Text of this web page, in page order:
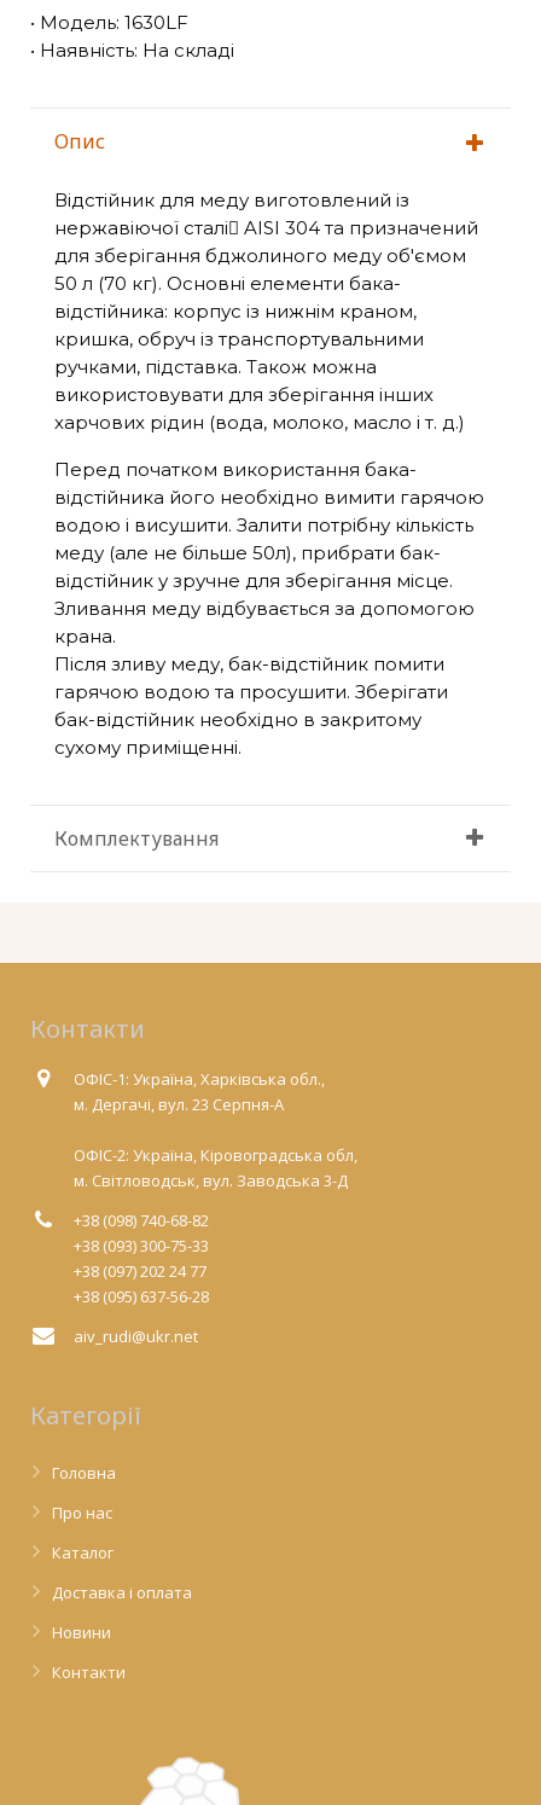
• Модель: 1630LF
• Наявність: На складі
Опис
Відстійник для меду виготовлений із
нержавіючої сталі ِAISI 304 та призначений
для зберігання бджолиного меду об'ємом
50 л (70 кг). Основні елементи бака-
відстійника: корпус із нижнім краном,
кришка, обруч із транспортувальними
ручками, підставка. Також можна
використовувати для зберігання інших
харчових рідин (вода, молоко, масло і т. д.)
Перед початком використання бака-
відстійника його необхідно вимити гарячою
водою і висушити. Залити потрібну кількість
меду (але не більше 50л), прибрати бак-
відстійник у зручне для зберігання місце.
Зливання меду відбувається за допомогою
крана.
Після зливу меду, бак-відстійник помити
гарячою водою та просушити. Зберігати
бак-відстійник необхідно в закритому
сухому приміщенні.
Комплектування
Контакти
ОФІС-1: Україна, Харківська обл.,
м. Дергачі, вул. 23 Серпня-А
ОФІС-2: Україна, Кіровоградська обл,
м. Світловодськ, вул. Заводська 3-Д
+38 (098) 740-68-82
+38 (093) 300-75-33
+38 (097) 202 24 77
+38 (095) 637-56-28
aiv_rudi@ukr.net
Категорії
Головна
Про нас
Каталог
Доставка і оплата
Новини
Контакти